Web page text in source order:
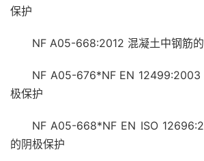
保护
NF A05-668:2012 混凝土中钢筋
NF A05-676*NF EN 12499:2003
极保护
NF A05-668*NF EN ISO
的阴极保护